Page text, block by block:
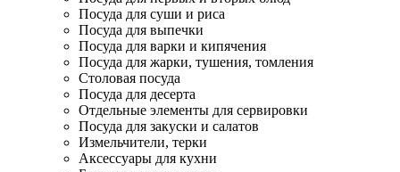
Посуда для суши и риса
Посуда для выпечки
Посуда для варки и кипячения
Посуда для жарки, тушения, томления
Столовая посуда
Посуда для десерта
Отдельные элементы для сервировки
Посуда для закуски и салатов
Измельчители, терки
Аксессуары для кухни